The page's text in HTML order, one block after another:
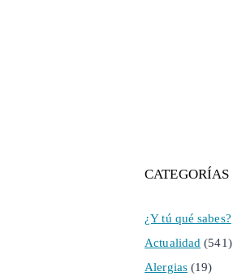
CATEGORÍAS
¿Y tú qué sabes?
Actualidad (541)
Alergias(19)